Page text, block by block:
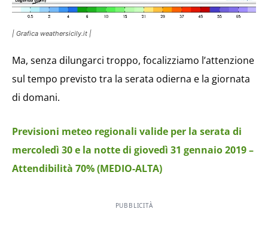
| Grafica weathersicily.it |
Ma, senza dilungarci troppo, focalizziamo l’attenzione
sul tempo previsto tra la serata odierna e la giornata
di domani.
Previsioni meteo regionali valide per la serata di
mercoledì 30 e la notte di giovedì 31 gennaio 2019 –
Attendibilità 70% (MEDIO-ALTA)
PUBBLICITÀ